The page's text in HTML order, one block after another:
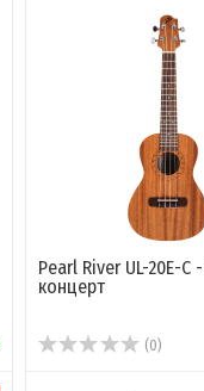
Pearl River UL-20E-C
концерт
(0)